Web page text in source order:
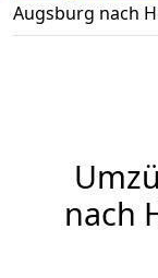
Augsburg nach
nach